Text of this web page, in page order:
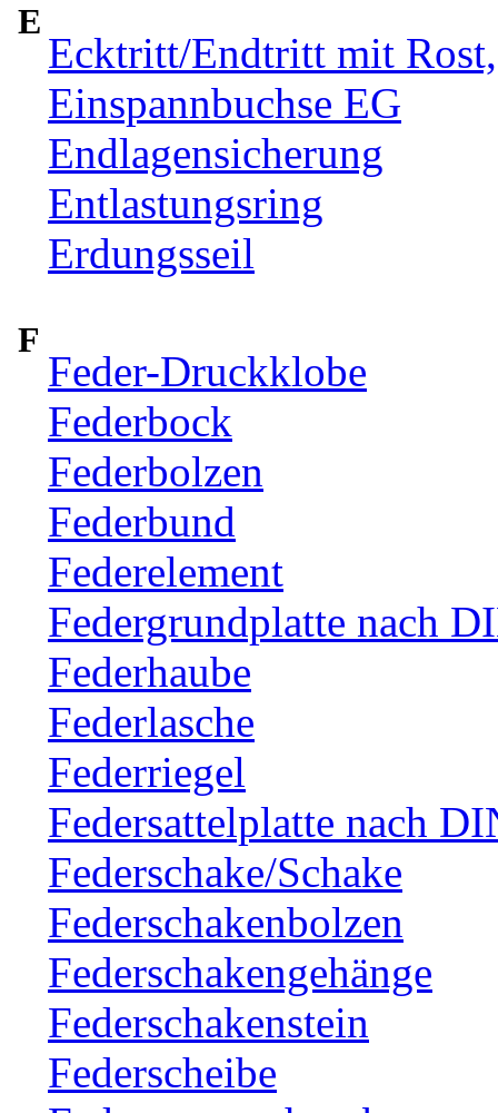
E
Ecktritt/Endtritt mit
Einspannbuchse EG
Endlagensicherung
Entlastungsring
Erdungsseil
F
Feder-Druckklobe
Federbock
Federbolzen
Federbund
Federelement
Federgrundplatte nach
Federhaube
Federlasche
Federriegel
Federsattelplatte nach
Federschake/Schake
Federschakenbolzen
Federschakengehänge
Federschakenstein
Federscheibe